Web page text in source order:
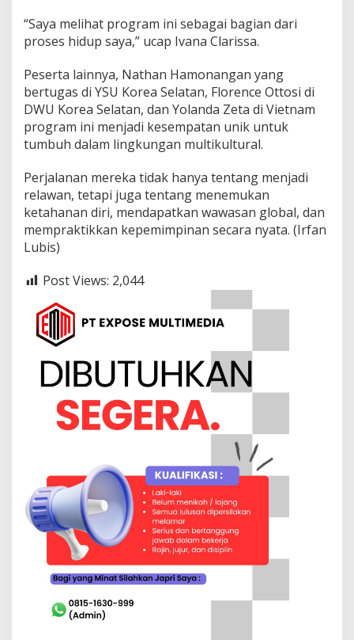
“Saya melihat program ini sebagai bagian dari
proses hidup saya,” ucap Ivana Clarissa.
Peserta lainnya, Nathan Hamonangan yang
bertugas di YSU Korea Selatan, Florence Ottosi di
DWU Korea Selatan, dan Yolanda Zeta di Vietnam
program ini menjadi kesempatan unik untuk
tumbuh dalam lingkungan multikultural.
Perjalanan mereka tidak hanya tentang menjadi
relawan, tetapi juga tentang menemukan
ketahanan diri, mendapatkan wawasan global, dan
mempraktikkan kepemimpinan secara nyata. (Irfan
Lubis)
Post Views: 2,044